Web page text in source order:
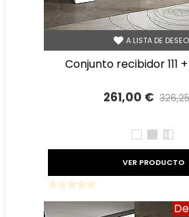
A LISTA DE
conjunto recibidor 111
261,00 €
BLANCO
TIBETTIBET
VER PRODUCTO